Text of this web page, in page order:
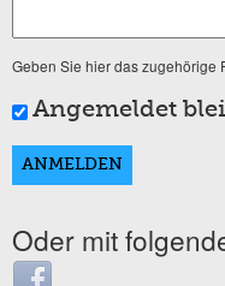
Geben Sie hier das zugehörige
Angemeldet
Oder mit
Login with Facebook